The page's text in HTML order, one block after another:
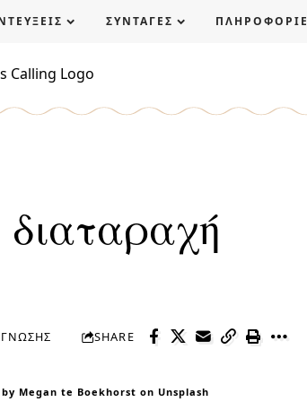
ΣΥΝΤΑΓΕΣ
SHARE
Megan te Boekhorst on Unsplash